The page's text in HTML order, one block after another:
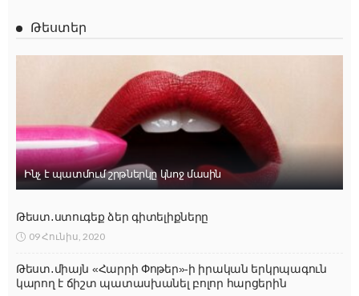
Թեստեր
Ինչ է պատմում շրթներկը կնոջ մասին
Թեստ․ստուգեք ձեր գիտելիքները
09 Հունիս, 2020
Թեստ․միայն «Հարրի Փոթեր»-ի իրական երկրպագուն
կարող է ճիշտ պատասխանել բոլոր հարցերին